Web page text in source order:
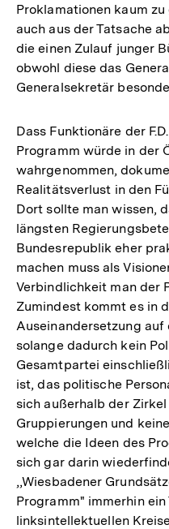
Proklamationen kaum
auch aus der Tatsache
die einen Zulauf junger
obwohl diese das
Generalsekretär
Dass Funktionäre der
Programm würde in der
wahrgenommen,
Realitätsverlust in den
Dort sollte man wissen,
längsten
Bundesrepublik eher
machen muss als
Verbindlichkeit man der
Zumindest kommt es in
Auseinandersetzung auf
solange dadurch kein
Gesamtpartei
ist, das politische
sich außerhalb der
Gruppierungen und
welche die Ideen des
sich gar darin
,,Wiesbadener
Programm" immerhin
linksintellektuellen